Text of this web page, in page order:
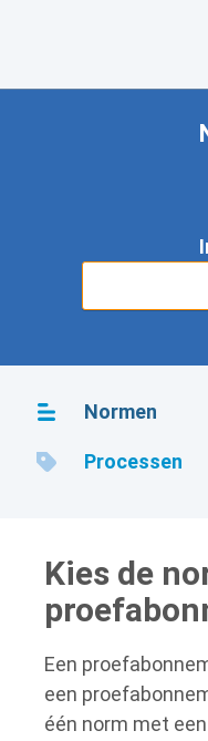
Normen
Processen
Kies de
Een
een
één norm met